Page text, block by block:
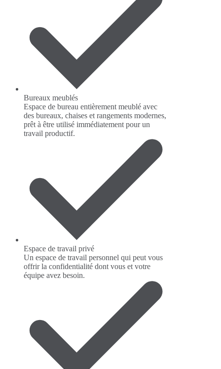
Bureaux meublés
Espace de bureau entièrement meublé avec
des bureaux, chaises et rangements modernes,
prêt à être utilisé immédiatement pour un
travail productif.
Espace de travail privé
Un espace de travail personnel qui peut vous
offrir la confidentialité dont vous et votre
équipe avez besoin.